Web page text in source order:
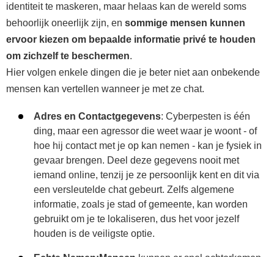
identiteit te maskeren, maar helaas kan de wereld soms
behoorlijk oneerlijk zijn, en sommige mensen kunnen
ervoor kiezen om bepaalde informatie privé te houden
om zichzelf te beschermen.
Hier volgen enkele dingen die je beter niet aan onbekende
mensen kan vertellen wanneer je met ze chat.
Adres en Contactgegevens: Cyberpesten is één
ding, maar een agressor die weet waar je woont - of
hoe hij contact met je op kan nemen - kan je fysiek in
gevaar brengen. Deel deze gegevens nooit met
iemand online, tenzij je ze persoonlijk kent en dit via
een versleutelde chat gebeurt. Zelfs algemene
informatie, zoals je stad of gemeente, kan worden
gebruikt om je te lokaliseren, dus het voor jezelf
houden is de veiligste optie.